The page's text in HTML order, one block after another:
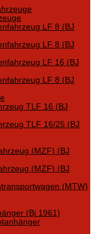
LF 8 (BJ
LF 8 (BJ
LF 16 (BJ
LF 8 (BJ
TLF 16 (BJ
TLF 16/25 (BJ
(MZF) (BJ
(MZF) (BJ
(MTW)
(Bj 1961)